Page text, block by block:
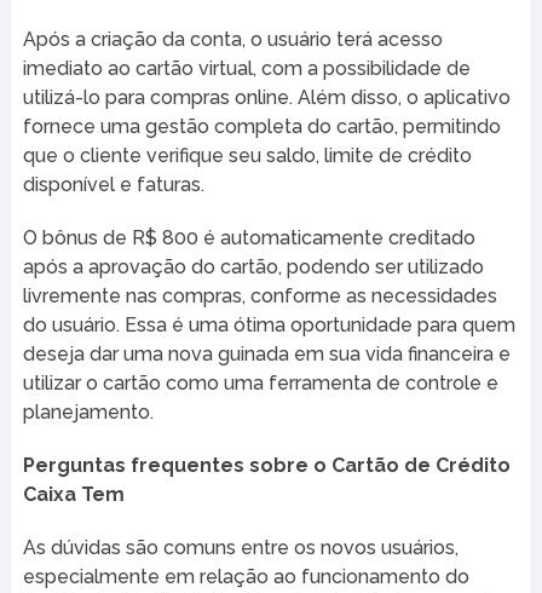
Após a criação da conta, o usuário terá acesso
imediato ao cartão virtual, com a possibilidade de
utilizá-lo para compras online. Além disso, o aplicativo
fornece uma gestão completa do cartão, permitindo
que o cliente verifique seu saldo, limite de crédito
disponível e faturas.
O bônus de R$ 800 é automaticamente creditado
após a aprovação do cartão, podendo ser utilizado
livremente nas compras, conforme as necessidades
do usuário. Essa é uma ótima oportunidade para quem
deseja dar uma nova guinada em sua vida financeira e
utilizar o cartão como uma ferramenta de controle e
planejamento.
Perguntas frequentes sobre o Cartão de Crédito
Caixa Tem
As dúvidas são comuns entre os novos usuários,
especialmente em relação ao funcionamento do